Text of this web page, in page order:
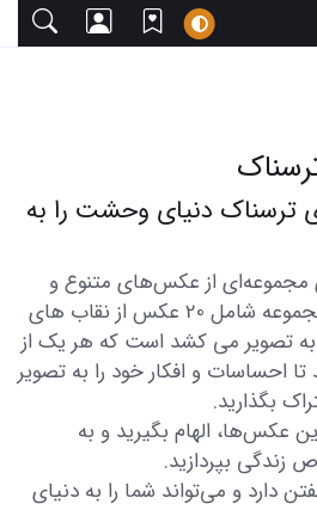
ترسناک دنیای وحشت را به
مجموعه‌ای از عکس‌های متنوع و
زیبا دعوت می‌کنیم. این مجموعه شامل 20 عکس از نقاب های
تصویر می کشد است که هر یک از
احساسات و افکار خود را به تصویر
بگذارید.
عکس‌ها، الهام بگیرید و به
زندگی بپردازید.
دارد و می‌تواند شما را به دنیای